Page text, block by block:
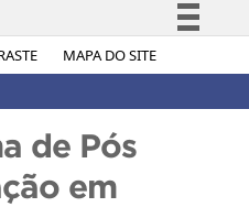
MAPA DO SITE
Simplifique!
Acesso à informação
Legislação
de Pós
em